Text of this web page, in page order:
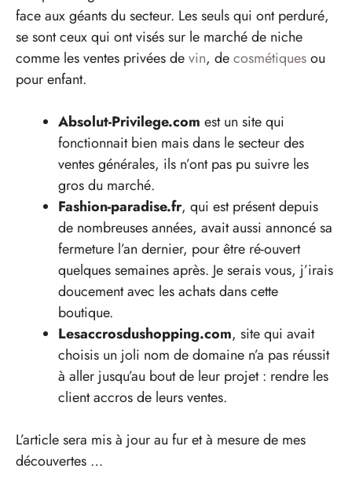
face aux géants du secteur. Les seuls qui ont perduré,
se sont ceux qui ont visés sur le marché de niche
comme les ventes privées devin, decosmétiquesou
pour enfant.
Absolut-Privilege.com est un site qui
fonctionnait bien mais dans le secteur des
ventes générales, ils n’ont pas pu suivre les
gros du marché.
Fashion-paradise.fr, qui est présent depuis
de nombreuses années, avait aussi annoncé sa
fermeture l’an dernier, pour être ré-ouvert
quelques semaines après. Je serais vous, j’irais
doucement avec les achats dans cette
boutique.
Lesaccrosdushopping.com, site qui avait
choisis un joli nom de domaine n’a pas réussit
à aller jusqu’au bout de leur projet : rendre les
client accros de leurs ventes.
L’article sera mis à jour au fur et à mesure de mes
découvertes …